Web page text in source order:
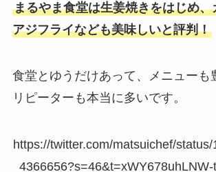
まるやま食堂は生姜焼きをはじめ、
アジフライなども美味しいと評判！
食堂とゆうだけあって、メニューも
リピーターも本当に多いです。
https://twitter.com/matsuichef/